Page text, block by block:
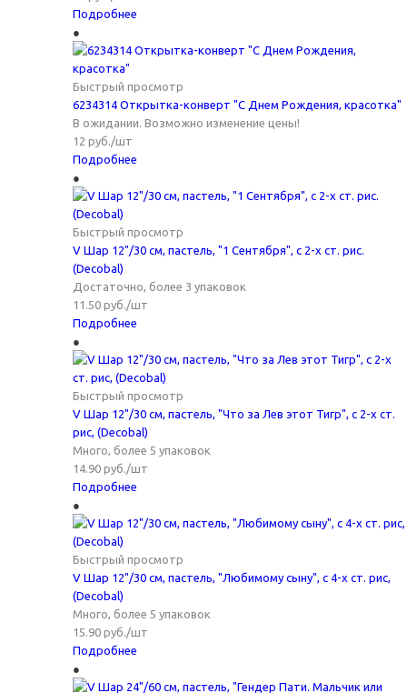
Подробнее
Быстрый просмотр
6234314 Открытка-конверт "С Днем Рождения, красотка"
В ожидании. Возможно изменение цены!
12 руб./шт
Подробнее
Быстрый просмотр
V Шар 12"/30 см, пастель, "1 Сентября", с 2-х ст. рис.
(Decobal)
Достаточно, более 3 упаковок
11.50 руб./шт
Подробнее
Быстрый просмотр
V Шар 12"/30 см, пастель, "Что за Лев этот Тигр", с 2-х ст.
рис, (Decobal)
Много, более 5 упаковок
14.90 руб./шт
Подробнее
Быстрый просмотр
V Шар 12"/30 см, пастель, "Любимому сыну", с 4-х ст. рис,
(Decobal)
Много, более 5 упаковок
15.90 руб./шт
Подробнее